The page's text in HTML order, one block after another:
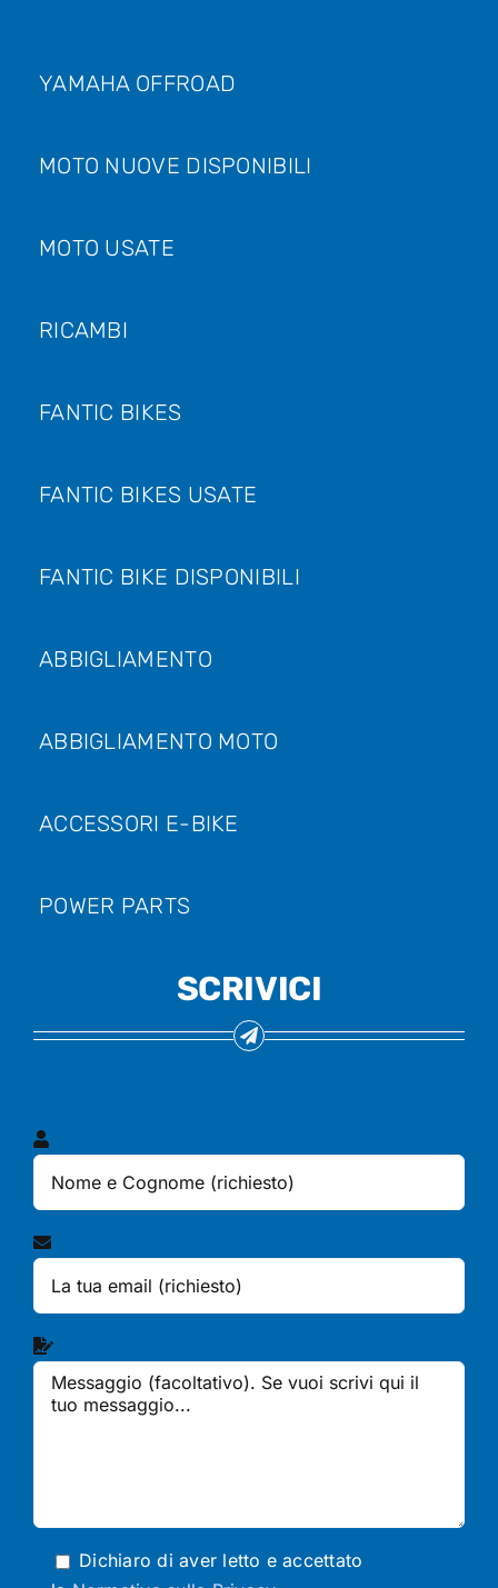
YAMAHA OFFROAD
MOTO NUOVE DISPONIBILI
MOTO USATE
RICAMBI
FANTIC BIKES
FANTIC BIKES USATE
FANTIC BIKE DISPONIBILI
ABBIGLIAMENTO
ABBIGLIAMENTO MOTO
ACCESSORI E-BIKE
POWER PARTS
SCRIVICI
Dichiaro di aver letto e accettato